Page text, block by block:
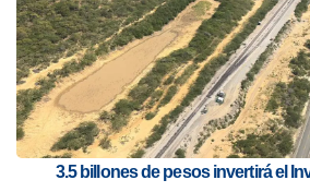
3.5 billones de pesos invertirá el